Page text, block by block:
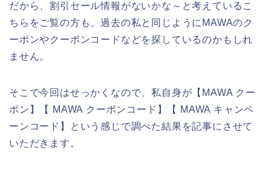
だから、割引セール情報がないかな～と考えているこ
ちらをご覧の方も、過去の私と同じようにMAWAのク
ーポンやクーポンコードなどを探しているのかもしれ
ません。
そこで今回はせっかくなので、私自身が【MAWA クー
ポン】【 MAWA クーポンコード】【 MAWA キャンペ
ーンコード】という感じで調べた結果を記事にさせて
いただきます。